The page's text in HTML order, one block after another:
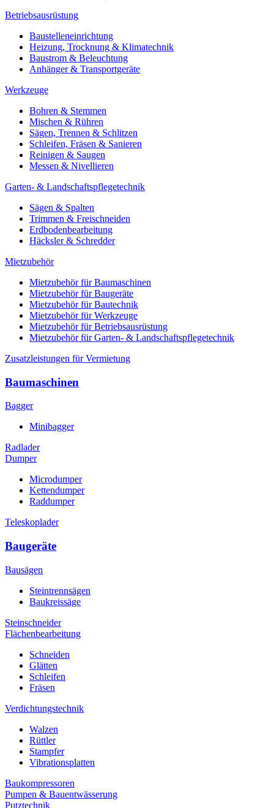
Betriebsausrüstung
Baustelleneinrichtung
Heizung, Trocknung & Klimatechnik
Baustrom & Beleuchtung
Anhänger & Transportgeräte
Werkzeuge
Bohren & Stemmen
Mischen & Rühren
Sägen, Trennen & Schlitzen
Schleifen, Fräsen & Sanieren
Reinigen & Saugen
Messen & Nivellieren
Garten- & Landschaftspflegetechnik
Sägen & Spalten
Trimmen & Freischneiden
Erdbodenbearbeitung
Häcksler & Schredder
Mietzubehör
Mietzubehör für Baumaschinen
Mietzubehör für Baugeräte
Mietzubehör für Bautechnik
Mietzubehör für Werkzeuge
Mietzubehör für Betriebsausrüstung
Mietzubehör für Garten- & Landschaftspflegetechnik
Zusatzleistungen für Vermietung
Baumaschinen
Bagger
Minibagger
Radlader
Dumper
Microdumper
Kettendumper
Raddumper
Teleskoplader
Baugeräte
Bausägen
Steintrennsägen
Baukreissäge
Steinschneider
Flächenbearbeitung
Schneiden
Glätten
Schleifen
Fräsen
Verdichtungstechnik
Walzen
Rüttler
Stampfer
Vibrationsplatten
Baukompressoren
Pumpen & Bauentwässerung
Putztechnik